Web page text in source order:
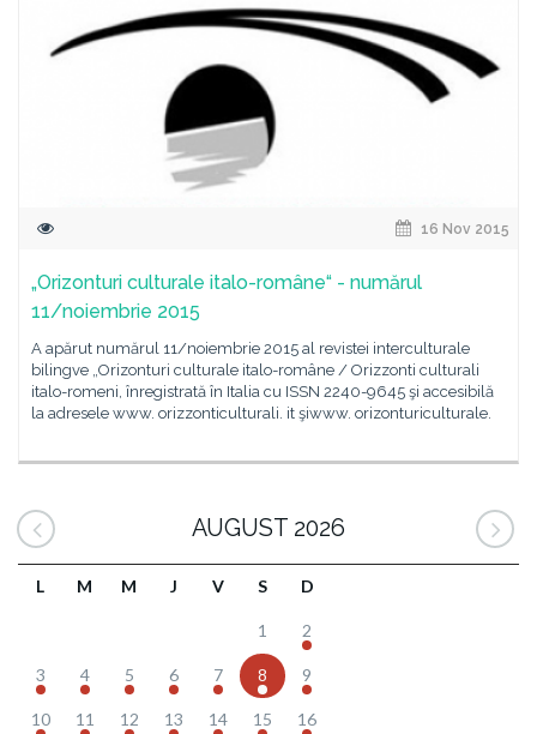
16 Nov 2015
„Orizonturi culturale italo-române“ - numărul
11/noiembrie 2015
A apărut numărul 11/noiembrie 2015 al revistei interculturale
bilingve „Orizonturi culturale italo-române / Orizzonti culturali
italo-romeni, înregistrată în Italia cu ISSN 2240-9645 şi accesibilă
la adresele www. orizzonticulturali. it şiwww. orizonturiculturale.
AUGUST 2026
L M M J V S D
1 2
3 4 5 6 7 8 9
10 11 12 13 14 15 16